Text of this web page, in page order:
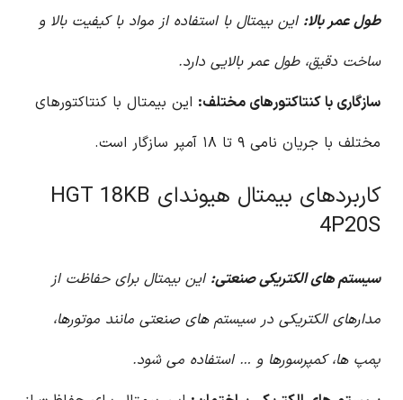
طول عمر بالا: این بیمتال با استفاده از مواد با کیفیت بالا و
ساخت دقیق، طول عمر بالایی دارد.
سازگاری با کنتاکتورهای مختلف: این بیمتال با کنتاکتورهای
مختلف با جریان نامی ۹ تا ۱۸ آمپر سازگار است.
کاربردهای بیمتال هیوندای HGT 18KB
4P20S
سیستم های الکتریکی صنعتی: این بیمتال برای حفاظت از
مدارهای الکتریکی در سیستم های صنعتی مانند موتورها،
پمپ ها، کمپرسورها و … استفاده می شود.